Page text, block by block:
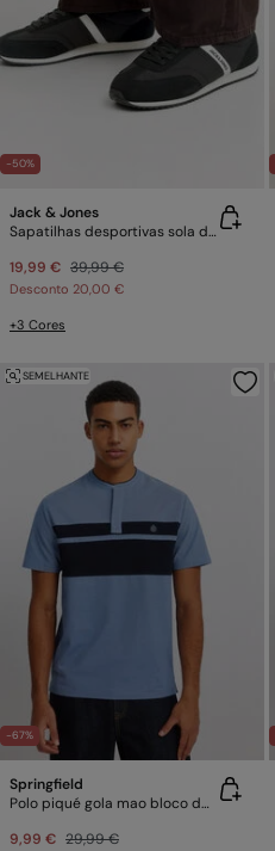
-50%
Jack & Jones
Sapatilhas desportivas sola de borracha
19,99 € 39,99 €
Desconto 20,00 €
+3 Cores
-67%
SEMELHANTE
Springfield
Polo piqué gola mao bloco de cor slim fit
9,99 € 29,99 €